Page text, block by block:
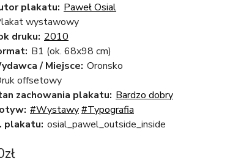
plakatu: Paweł Osial
wystawowy
druku: 2010
B1 (ok. 68x98 cm)
/ Miejsce: Oronsko
offsetowy
zachowania plakatu: Bardzo dobry
#Wystawy#Typografia
plakatu: osial_pawel_outside_inside
zł